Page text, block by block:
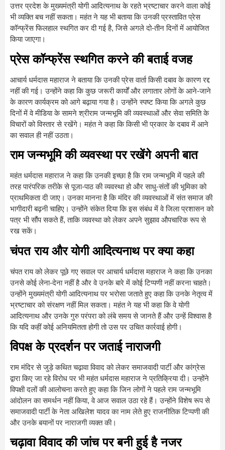
उत्तर प्रदेश के मुख्यमंत्री योगी आदित्यनाथ के रहते भ्रष्टाचार करने वाला कोई
भी व्यक्ति बच नहीं सकता। महंत ने यह भी बताया कि उनकी प्रस्तावित प्रेस
कॉन्फ्रेंस फिलहाल स्थगित कर दी गई है, जिसे अगले दो-तीन दिनों में आयोजित
किया जाएगा।
प्रेस कॉन्फ्रेंस स्थगित करने की बताई वजह
आचार्य धर्मदास महाराज ने बताया कि उनकी प्रेस वार्ता किसी दबाव के कारण रद्द
नहीं की गई। उन्होंने कहा कि कुछ जरूरी कार्यों और लगातार लोगों के आने-जाने
के कारण कार्यक्रम को आगे बढ़ाया गया है। उन्होंने स्पष्ट किया कि अगले कुछ
दिनों में वे मीडिया के सामने श्रीराम जन्मभूमि की व्यवस्थाओं और सेवा समिति के
विचारों को विस्तार से रखेंगे। महंत ने कहा कि किसी भी प्रकार के दबाव में आने
का सवाल ही नहीं उठता।
राम जन्मभूमि की व्यवस्था पर रखेंगे अपनी बात
महंत धर्मदास महाराज ने कहा कि उनकी इच्छा है कि राम जन्मभूमि में पहले की
तरह पारंपरिक तरीके से पूजा-पाठ की व्यवस्था हो और साधु-संतों की भूमिका को
प्राथमिकता दी जाए। उनका मानना है कि मंदिर की व्यवस्थाओं में संत समाज की
भागीदारी बढ़नी चाहिए। उन्होंने संकेत दिया कि इस संबंध में वे जिला प्रशासन को
पत्र भी सौंप सकते हैं, ताकि व्यवस्था को लेकर अपने सुझाव औपचारिक रूप से
रख सकें।
चंपत राय और योगी आदित्यनाथ पर क्या कहा
चंपत राय को लेकर पूछे गए सवाल पर आचार्य धर्मदास महाराज ने कहा कि उनका
उनसे कोई लेना-देना नहीं है और वे उनके बारे में कोई टिप्पणी नहीं करना चाहते।
उन्होंने मुख्यमंत्री योगी आदित्यनाथ पर भरोसा जताते हुए कहा कि उनके नेतृत्व में
भ्रष्टाचार को संरक्षण नहीं मिल सकता। महंत ने यह भी कहा कि वे योगी
आदित्यनाथ और उनके गुरु परंपरा को लंबे समय से जानते हैं और उन्हें विश्वास है
कि यदि कहीं कोई अनियमितता होगी तो उस पर उचित कार्रवाई होगी।
विपक्ष के प्रदर्शन पर जताई नाराजगी
राम मंदिर से जुड़े कथित चढ़ावा विवाद को लेकर समाजवादी पार्टी और कांग्रेस
द्वारा किए जा रहे विरोध पर भी महंत धर्मदास महाराज ने प्रतिक्रिया दी। उन्होंने
विपक्षी दलों की आलोचना करते हुए कहा कि जिन लोगों ने पहले राम जन्मभूमि
आंदोलन का समर्थन नहीं किया, वे आज सवाल उठा रहे हैं। उन्होंने विशेष रूप से
समाजवादी पार्टी के नेता अखिलेश यादव का नाम लेते हुए राजनीतिक टिप्पणी की
और उनके बयानों पर नाराजगी व्यक्त की।
चढ़ावा विवाद की जांच पर बनी हुई है नजर